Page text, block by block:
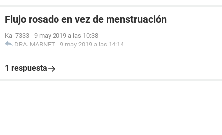
Flujo rosado en vez de menstruación
Ka_7333 - 9 may 2019 a las 10:38
DRA. MARNET - 9 may 2019 a las 14:14
1 respuesta